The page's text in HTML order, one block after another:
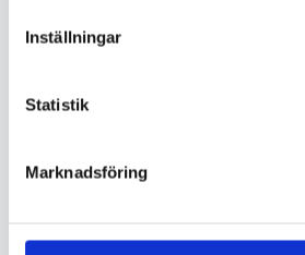
Inställningar
Statistik
Marknadsföring
skatteverket.se